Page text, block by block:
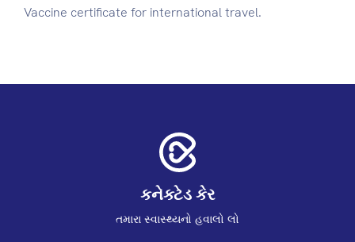
Vaccine certificate for international travel.
કનેક્ટેડ કેર
તમારા સ્વાસ્થ્યનો હવાલો લો